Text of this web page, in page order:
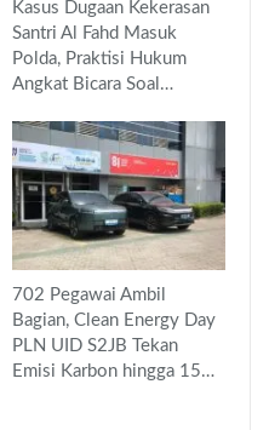
Kasus Dugaan Kekerasan
Santri Al Fahd Masuk
Polda, Praktisi Hukum
Angkat Bicara Soal…
702 Pegawai Ambil
Bagian, Clean Energy Day
PLN UID S2JB Tekan
Emisi Karbon hingga 15…